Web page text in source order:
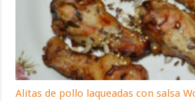
Alitas de pollo laqueadas con salsa